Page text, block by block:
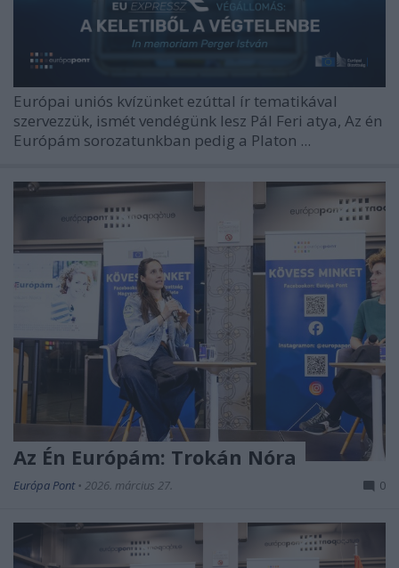
Európai uniós kvízünket ezúttal ír tematikával
szervezzük, ismét vendégünk lesz Pál Feri atya, Az én
Európám sorozatunkban pedig a Platon ...
Az Én Európám: Trokán Nóra
Európa Pont • 2026. március 27. 0